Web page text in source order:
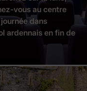
vous au centre
dans
ardennais en fin de